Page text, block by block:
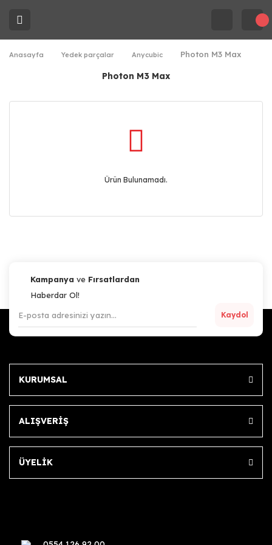
Anasayfa Yedek parçalar Anycubic Photon M3 Max
Photon M3 Max
Ürün Bulunamadı.
Kampanya ve Fırsatlardan
Haberdar Ol!
Kaydol
KURUMSAL
ALIŞVERİŞ
ÜYELİK